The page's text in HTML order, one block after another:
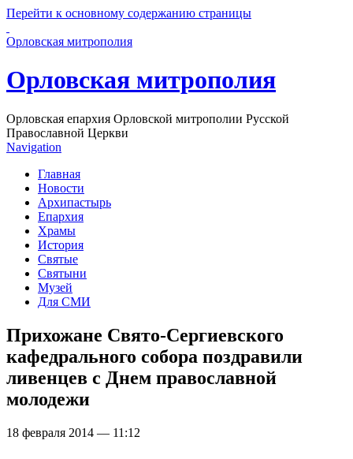
Перейти к основному содержанию страницы
Орловская митрополия
Орловская митрополия
Орловская епархия Орловской митрополии Русской
Православной Церкви
Navigation
Главная
Новости
Архипастырь
Епархия
Храмы
История
Святые
Святыни
Музей
Для СМИ
Прихожане Свято-Сергиевского
кафедрального собора поздравили
ливенцев с Днем православной
молодежи
18 февраля 2014 — 11:12